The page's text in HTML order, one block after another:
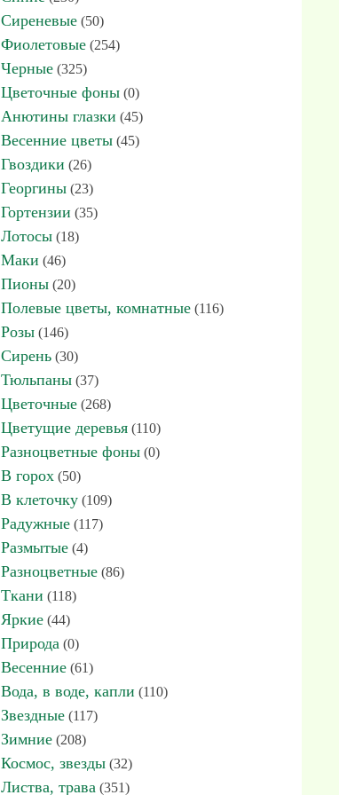
Сиреневые (50)
Фиолетовые (254)
Черные (325)
Цветочные фоны (0)
Анютины глазки (45)
Весенние цветы (45)
Гвоздики (26)
Георгины (23)
Гортензии (35)
Лотосы (18)
Маки (46)
Пионы (20)
Полевые цветы, комнатные (116)
Розы (146)
Сирень (30)
Тюльпаны (37)
Цветочные (268)
Цветущие деревья (110)
Разноцветные фоны (0)
В горох (50)
В клеточку (109)
Радужные (117)
Размытые (4)
Разноцветные (86)
Ткани (118)
Яркие (44)
Природа (0)
Весенние (61)
Вода, в воде, капли (110)
Звездные (117)
Зимние (208)
Космос, звезды (32)
Листва, трава (351)